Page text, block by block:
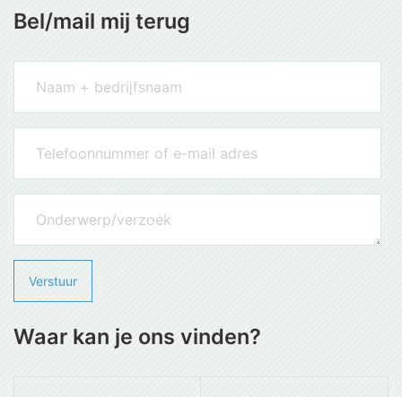
Bel/mail mij terug
Waar kan je ons vinden?